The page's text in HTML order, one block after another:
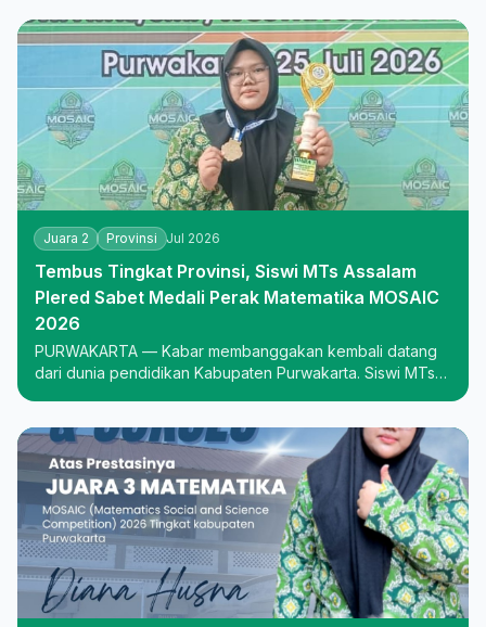
Juara 2 Provinsi Jul 2026
Tembus Tingkat Provinsi, Siswi MTs Assalam
Plered Sabet Medali Perak Matematika MOSAIC
2026
PURWAKARTA — Kabar membanggakan kembali datang
dari dunia pendidikan Kabupaten Purwakarta. Siswi MTs